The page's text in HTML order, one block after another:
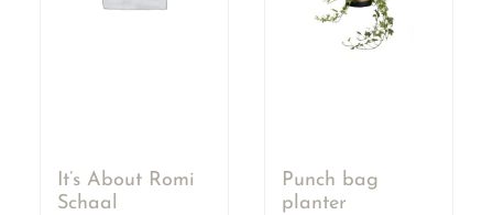
It’s About Romi
Schaal
Punch bag
planter